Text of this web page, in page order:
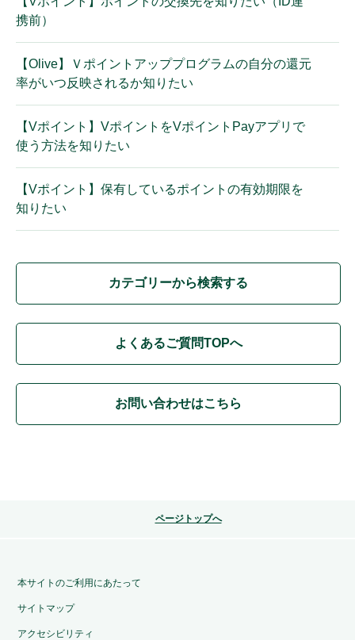
携前）
【Olive】Ｖポイントアッププログラムの自分の還元
率がいつ反映されるか知りたい
【Vポイント】VポイントをVポイントPayアプリで
使う方法を知りたい
【Vポイント】保有しているポイントの有効期限を
知りたい
カテゴリーから検索する
よくあるご質問TOPへ
お問い合わせはこちら
ページトップへ
本サイトのご利用にあたって
サイトマップ
アクセシビリティ